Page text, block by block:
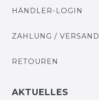
HÄNDLER-LOGIN
ZAHLUNG / VERSAND
RETOUREN
AKTUELLES